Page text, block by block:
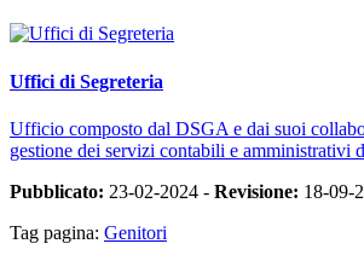
Uffici di Segreteria
Ufficio composto dal DSGA e dai suoi
gestione dei servizi contabili e amministrativi
Pubblicato: 23-02-2024 - Revisione: 18-09-
Tag pagina: Genitori